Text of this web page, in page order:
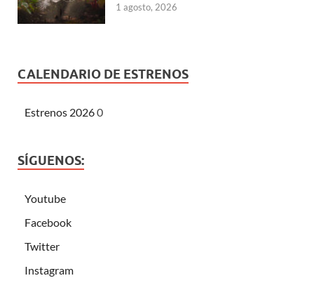
1 agosto, 2026
CALENDARIO DE ESTRENOS
Estrenos 20260
SÍGUENOS:
Youtube
Facebook
Twitter
Instagram